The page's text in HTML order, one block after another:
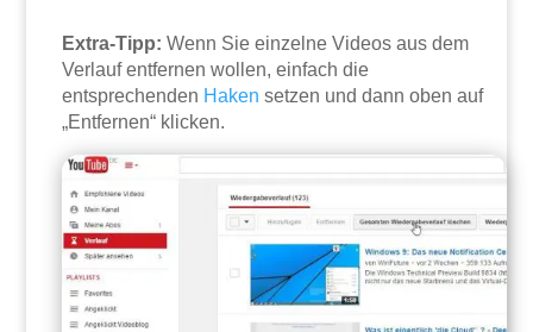
Extra-Tipp: Wenn Sie einzelne Videos aus dem
Verlauf entfernen wollen, einfach die
entsprechenden Haken setzen und dann oben auf
„Entfernen“ klicken.